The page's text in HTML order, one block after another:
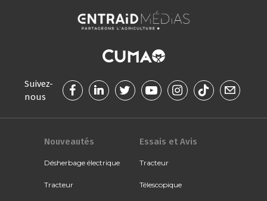
Suivez-
nous
Nouveautés
Désherbage électrique
Tracteur
Essais et Avis
Tracteur
Télescopique